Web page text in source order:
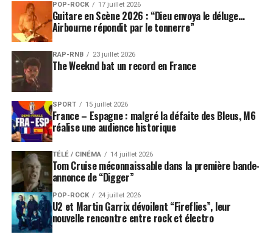
POP-ROCK 17 juillet 2026
Guitare en Scène 2026 : “Dieu envoya le déluge…
Airbourne répondit par le tonnerre”
RAP-RNB 23 juillet 2026
The Weeknd bat un record en France
SPORT 15 juillet 2026
France – Espagne : malgré la défaite des Bleus, M6
réalise une audience historique
TÉLÉ / CINÉMA 14 juillet 2026
Tom Cruise méconnaissable dans la première bande-
annonce de “Digger”
POP-ROCK 24 juillet 2026
U2 et Martin Garrix dévoilent “Fireflies”, leur
nouvelle rencontre entre rock et électro